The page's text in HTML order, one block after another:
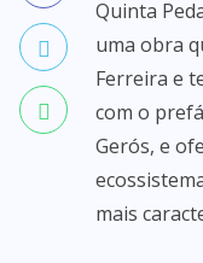
Quinta
uma obra
Ferreira e
com o
Gerós, e
mais